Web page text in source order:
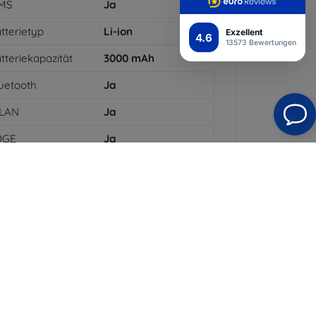
4.6 Exzellent
13573 Bewertungen
Ja
Li-ion
3000 mAh
Ja
Ja
Ja